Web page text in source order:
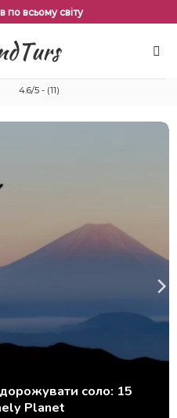
по всьому світу
4.6/5 - (11)
один предмет,
у відпустку